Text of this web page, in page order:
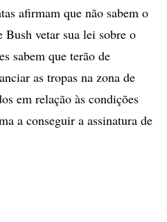
afirmam que não sabem o
Bush vetar sua lei sobre o
sabem que terão de
as tropas na zona de
em relação às condições
a conseguir a assinatura de